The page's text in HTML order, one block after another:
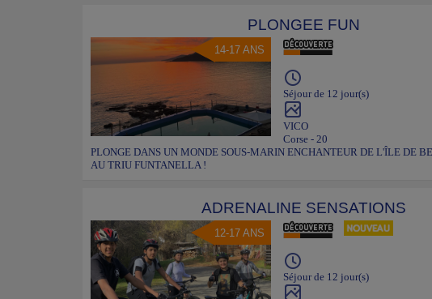
PLONGEE FUN
14-17 ANS
Séjour de 12 jour(s)
VICO
Corse - 20
PLONGE DANS UN MONDE SOUS-MARIN ENCHANTEUR DE L'ÎLE DE
AU TRIU FUNTANELLA !
ADRENALINE SENSATIONS
12-17 ANS
Séjour de 12 jour(s)